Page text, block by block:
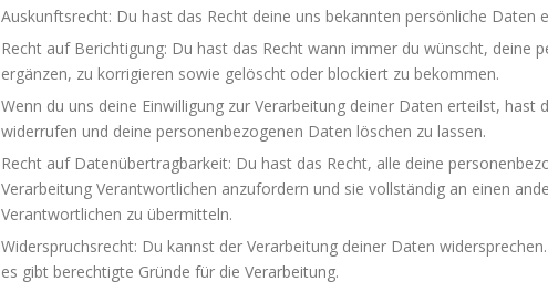
Auskunftsrecht: Du hast das Recht deine uns bekannten persönliche Daten
Recht auf Berichtigung: Du hast das Recht wann immer du wünscht, deine
ergänzen, zu korrigieren sowie gelöscht oder blockiert zu bekommen.
Wenn du uns deine Einwilligung zur Verarbeitung deiner Daten erteilst, hast
widerrufen und deine personenbezogenen Daten löschen zu lassen.
Recht auf Datenübertragbarkeit: Du hast das Recht, alle deine
Verarbeitung Verantwortlichen anzufordern und sie vollständig an einen
Verantwortlichen zu übermitteln.
Widerspruchsrecht: Du kannst der Verarbeitung deiner Daten
es gibt berechtigte Gründe für die Verarbeitung.